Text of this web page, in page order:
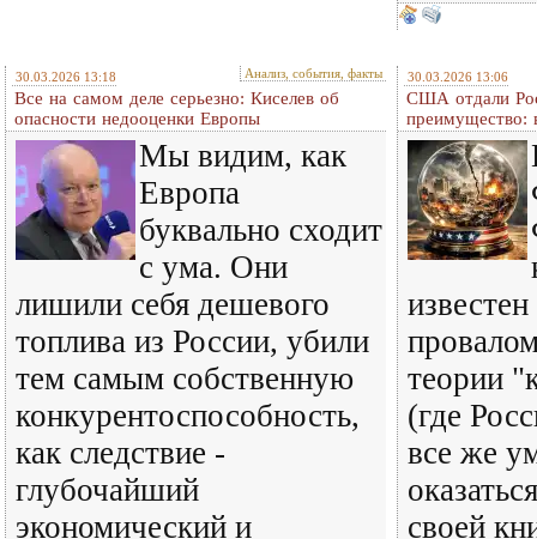
30.03.2026 13:18 Анализ, события, факты
Все на самом деле серьезно: Киселев об
опасности недооценки Европы
Мы видим, как
Европа
буквально сходит
с ума. Они
лишили себя дешевого
топлива из России, убили
тем самым собственную
конкурентоспособность,
как следствие -
глубочайший
экономический и
30.03.2026 13:06
США отдали
преимущество:
теории
(где
все же
своей